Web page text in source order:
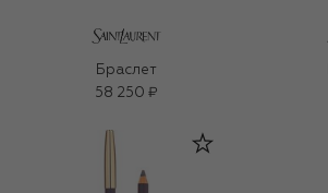
Браслет
58 250 ₽